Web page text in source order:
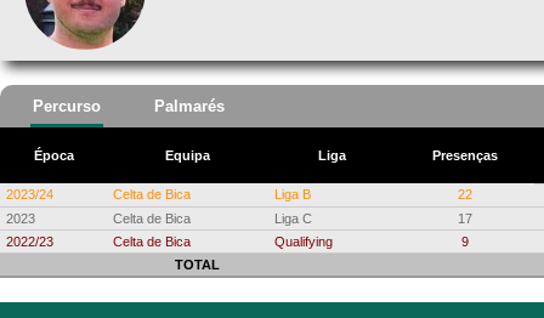
Percurso Palmarés
Época Equipa Liga Presenças
2023/24 Celta de Bica Liga B
22
2023
Celta de Bica Liga C
17
2022/23
Celta de Bica Qualifying
9
TOTAL